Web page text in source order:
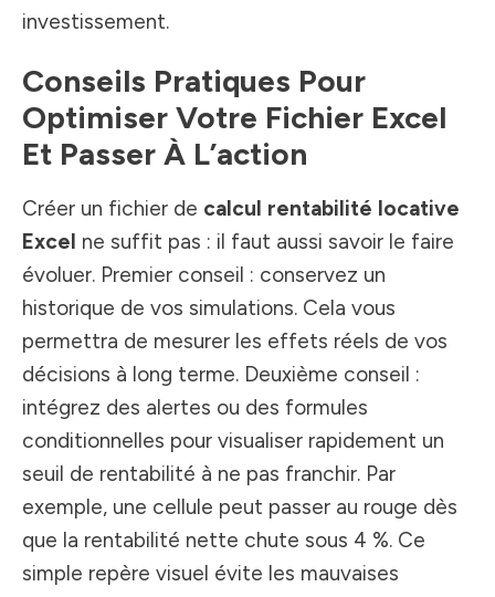
investissement.
Conseils Pratiques Pour
Optimiser Votre Fichier Excel
Et Passer À L’action
Créer un fichier de calcul rentabilité locative
Excel ne suffit pas : il faut aussi savoir le faire
évoluer. Premier conseil : conservez un
historique de vos simulations. Cela vous
permettra de mesurer les effets réels de vos
décisions à long terme. Deuxième conseil :
intégrez des alertes ou des formules
conditionnelles pour visualiser rapidement un
seuil de rentabilité à ne pas franchir. Par
exemple, une cellule peut passer au rouge dès
que la rentabilité nette chute sous 4 %. Ce
simple repère visuel évite les mauvaises